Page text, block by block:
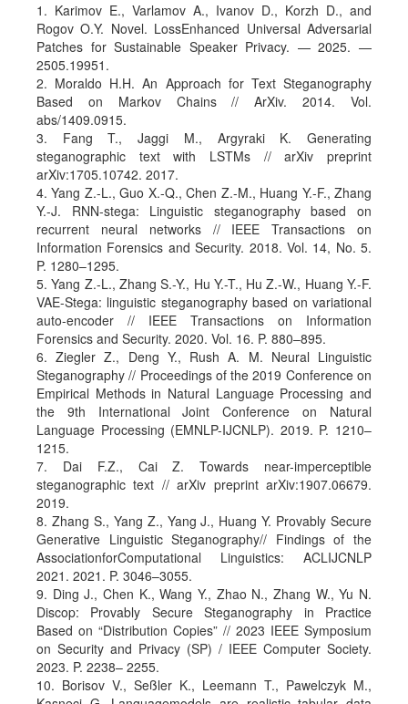
1. Karimov E., Varlamov A., Ivanov D., Korzh D., and
Rogov O.Y. Novel. LossEnhanced Universal Adversarial
Patches for Sustainable Speaker Privacy. — 2025. —
2505.19951.
2. Moraldo H.H. An Approach for Text Steganography
Based on Markov Chains // ArXiv. 2014. Vol.
abs/1409.0915.
3. Fang T., Jaggi M., Argyraki K. Generating
steganographic text with LSTMs // arXiv preprint
arXiv:1705.10742. 2017.
4. Yang Z.-L., Guo X.-Q., Chen Z.-M., Huang Y.-F., Zhang
Y.-J. RNN-stega: Linguistic steganography based on
recurrent neural networks // IEEE Transactions on
Information Forensics and Security. 2018. Vol. 14, No. 5.
P. 1280–1295.
5. Yang Z.-L., Zhang S.-Y., Hu Y.-T., Hu Z.-W., Huang Y.-F.
VAE-Stega: linguistic steganography based on variational
auto-encoder // IEEE Transactions on Information
Forensics and Security. 2020. Vol. 16. P. 880–895.
6. Ziegler Z., Deng Y., Rush A. M. Neural Linguistic
Steganography // Proceedings of the 2019 Conference on
Empirical Methods in Natural Language Processing and
the 9th International Joint Conference on Natural
Language Processing (EMNLP-IJCNLP). 2019. P. 1210–
1215.
7. Dai F.Z., Cai Z. Towards near-imperceptible
steganographic text // arXiv preprint arXiv:1907.06679.
2019.
8. Zhang S., Yang Z., Yang J., Huang Y. Provably Secure
Generative Linguistic Steganography// Findings of the
AssociationforComputational Linguistics: ACLIJCNLP
2021. 2021. P. 3046–3055.
9. Ding J., Chen K., Wang Y., Zhao N., Zhang W., Yu N.
Discop: Provably Secure Steganography in Practice
Based on “Distribution Copies” // 2023 IEEE Symposium
on Security and Privacy (SP) / IEEE Computer Society.
2023. P. 2238– 2255.
10. Borisov V., Seßler K., Leemann T., Pawelczyk M.,